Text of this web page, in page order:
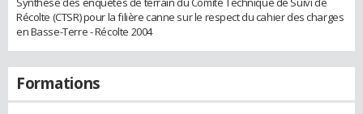
Récolte (CTSR) pour la filière canne sur le respect du cahier des charges
en Basse-Terre - Récolte 2004
Formations